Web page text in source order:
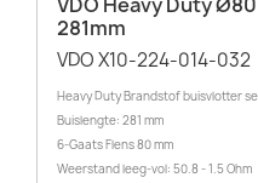
281mm
VDO X10-224-014-032
Heavy Duty Brandstof buisvlotter
Buislengte: 281 mm
6-Gaats Flens 80 mm
Weerstand leeg-vol: 50.8 - 1.5 Ohm